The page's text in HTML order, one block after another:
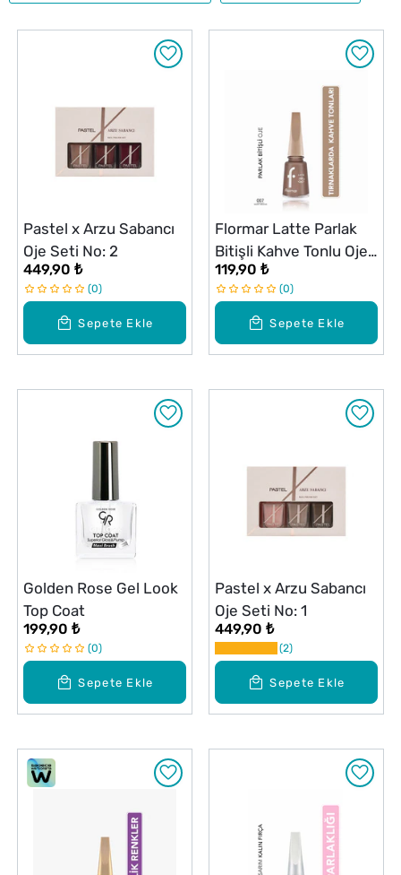
Sepete Ekle
Pastel x Arzu Sabancı
Oje Seti No: 2
449,90 ₺
0
Sepete Ekle
Flormar Latte Parlak
Bitişli Kahve Tonlu Oje
No: 007 Velvet Mocha
119,90 ₺
0
Sepete Ekle
Golden Rose Gel Look
Top Coat
199,90 ₺
0
Sepete Ekle
Pastel x Arzu Sabancı
Oje Seti No: 1
449,90 ₺
2